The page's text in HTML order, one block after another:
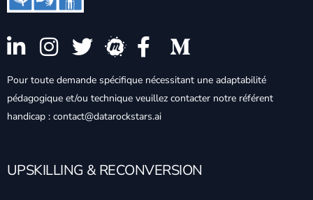
Pour toute demande spécifique nécessitant une adaptabilité
pédagogique et/ou technique veuillez contacter notre référent
handicap : contact@datarockstars.ai
UPSKILLING & RECONVERSION